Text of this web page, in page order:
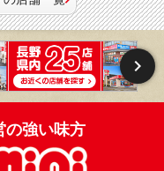
の強い味方